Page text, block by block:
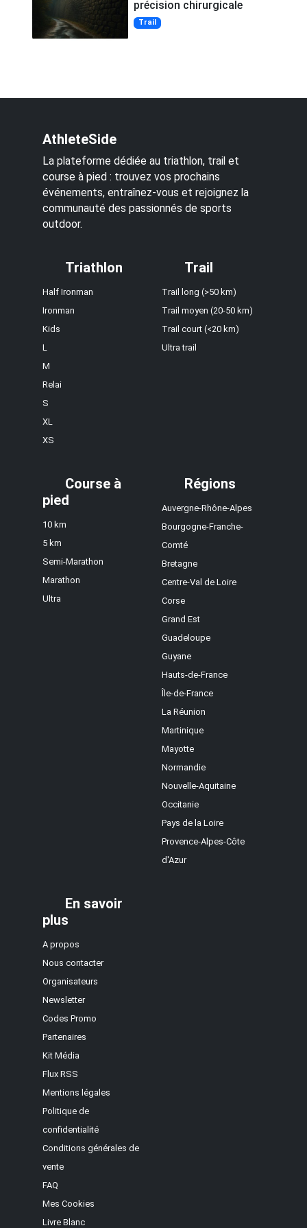
précision chirurgicale
Trail
AthleteSide
La plateforme dédiée au triathlon, trail et
course à pied : trouvez vos prochains
événements, entraînez-vous et rejoignez la
communauté des passionnés de sports
outdoor.
Triathlon
Half Ironman
Ironman
Kids
L
M
Relai
S
XL
XS
Trail
Trail long (>50 km)
Trail moyen (20-50 km)
Trail court (<20 km)
Ultra trail
Course à
pied
10 km
5 km
Semi-Marathon
Marathon
Ultra
Régions
Auvergne-Rhône-Alpes
Bourgogne-Franche-
Comté
Bretagne
Centre-Val de Loire
Corse
Grand Est
Guadeloupe
Guyane
Hauts-de-France
Île-de-France
La Réunion
Martinique
Mayotte
Normandie
Nouvelle-Aquitaine
Occitanie
Pays de la Loire
Provence-Alpes-Côte
d'Azur
En savoir
plus
A propos
Nous contacter
Organisateurs
Newsletter
Codes Promo
Partenaires
Kit Média
Flux RSS
Mentions légales
Politique de
confidentialité
Conditions générales de
vente
FAQ
Mes Cookies
Livre Blanc